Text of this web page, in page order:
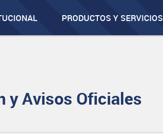
PRODUCTOS Y SERVICIOS
y Avisos Oficiales